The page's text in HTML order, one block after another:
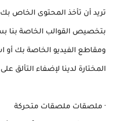
تريد أن تأخذ المحتوى الخاص
بتخصيص القوالب الخاصة بنا
ومقاطع الفيديو الخاصة بك
المختارة لدينا لإضفاء
· ملصقات ملصقات متحركة